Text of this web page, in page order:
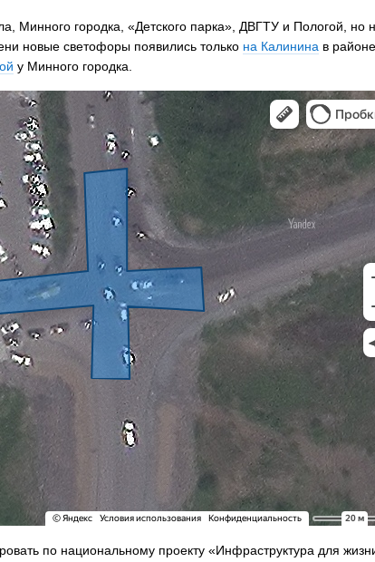
Минного городка, «Детского парка», ДВГТУ и Пологой, но
новые светофоры появились только на Калинина в районе
у Минного городка.
по национальному проекту «Инфраструктура для
На заправках
топливо – рост от 26 копеек